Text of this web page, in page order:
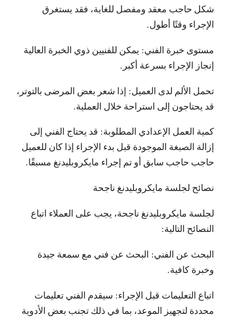
شكل حاجب معقد ومفصل للغاية، فقد يستغرق
الإجراء وقتًا أطول.
مستوى خبرة الفني: يمكن للفنيين ذوي الخبرة العالية
إنجاز الإجراء بسرعة أكبر.
تحمل الألم لدى العميل: إذا شعر بعض المرضى بالتوتر،
قد يحتاجون إلى استراحة خلال العملية.
كمية العمل الإعدادي المطلوبة: قد يحتاج الفني إلى
إزالة الصبغة الموجودة قبل بدء الإجراء إذا كان للعميل
حاجب حاجب سابق أو تم إجراء مايكروبليدنغ مسبقًا.
نصائح لجلسة مايكروبليدنغ ناجحة
لجلسة مايكروبليدنغ ناجحة، يجب على العملاء اتباع
النصائح التالية:
البحث عن الفني: البحث عن فني مع سمعة جيدة
وخبرة كافية.
اتباع التعليمات قبل الإجراء: سيقدم الفني تعليمات
محددة لتجهيز الموعد، بما في ذلك تجنب بعض الأدوية